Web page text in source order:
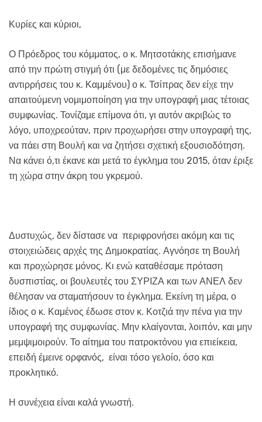
Κυρίες και κύριοι,
Ο Πρόεδρος του κόμματος, ο κ. Μητσοτάκης επισήμανε
από την πρώτη στιγμή ότι (με δεδομένες τις δημόσιες
αντιρρήσεις του κ. Καμμένου) ο κ. Τσίπρας δεν είχε την
απαιτούμενη νομιμοποίηση για την υπογραφή μιας τέτοιας
συμφωνίας. Τονίζαμε επίμονα ότι, γι αυτόν ακριβώς το
λόγο, υποχρεούταν, πριν προχωρήσει στην υπογραφή της,
να πάει στη Βουλή και να ζητήσει σχετική εξουσιοδότηση.
Να κάνει ό,τι έκανε και μετά το έγκλημα του 2015, όταν έριξε
τη χώρα στην άκρη του γκρεμού.
Δυστυχώς, δεν δίστασε να περιφρονήσει ακόμη και τις
στοιχειώδεις αρχές της Δημοκρατίας. Αγνόησε τη Βουλή
και προχώρησε μόνος. Κι ενώ καταθέσαμε πρόταση
δυσπιστίας, οι βουλευτές του ΣΥΡΙΖΑ και των ΑΝΕΛ δεν
θέλησαν να σταματήσουν το έγκλημα. Εκείνη τη μέρα, ο
ίδιος ο κ. Καμένος έδωσε στον κ. Κοτζιά την πένα για την
υπογραφή της συμφωνίας. Μην κλαίγονται, λοιπόν, και μην
μεμψιμοιρούν. Το αίτημα του πατροκτόνου για επιείκεια,
επειδή έμεινε ορφανός, είναι τόσο γελοίο, όσο και
προκλητικό.
Η συνέχεια είναι καλά γνωστή.